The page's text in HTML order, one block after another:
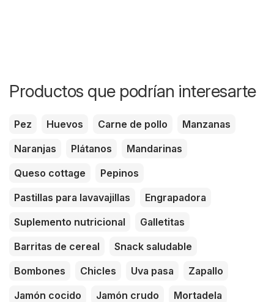
Productos que podrían interesarte
Pez Huevos Carne de pollo
Manzanas
Naranjas
Plátanos
Mandarinas
Queso cottage
Pepinos
Pastillas para lavavajillas
Engrapadora
Suplemento nutricional
Galletitas
Barritas de cereal
Snack saludable
Bombones
Chicles Uva pasa
Zapallo
Jamón cocido
Jamón crudo
Mortadela